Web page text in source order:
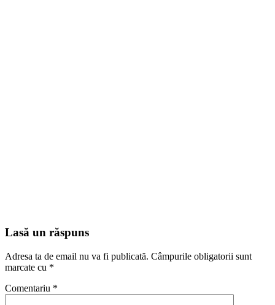
Lasă un răspuns
Adresa ta de email nu va fi publicată. Câmpurile obligatorii sunt
marcate cu *
Comentariu *